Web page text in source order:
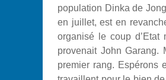
population Dinka de
en juillet, est en
organisé le coup
provenait John
premier rang. Espérons